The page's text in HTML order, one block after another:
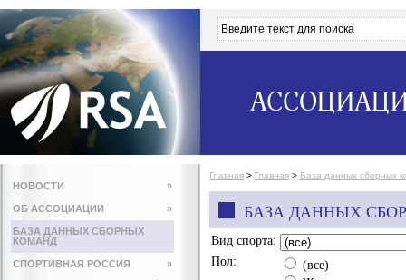
НОВОСТИ »
ОБ АССОЦИАЦИИ »
БАЗА ДАННЫХ СБОРНЫХ
КОМАНД
СПОРТИВНАЯ РОССИЯ »
Главная > Главная > База данных сборных
БАЗА ДАННЫХ
Вид спорта:
Пол:
(все)